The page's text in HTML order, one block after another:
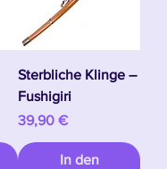
Sterbliche Klinge –
Fushigiri
Preis
39,90 €
In den